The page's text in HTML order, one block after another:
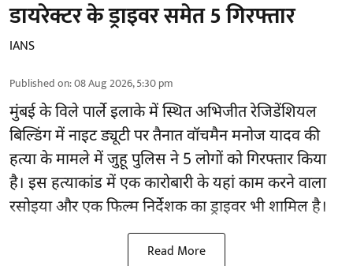
डायरेक्टर के ड्राइवर समेत 5 गिरफ्तार
IANS
Published on:08 Aug 2026, 5:30 pm
मुंबई के विले पार्ले इलाके में स्थित अभिजीत रेजिडेंशियल
बिल्डिंग में नाइट ड्यूटी पर तैनात वॉचमैन मनोज यादव की
हत्या के मामले में जुहू पुलिस ने 5 लोगों को गिरफ्तार किया
है। इस हत्याकांड में एक कारोबारी के यहां काम करने वाला
रसोइया और एक फिल्म निर्देशक का ड्राइवर भी शामिल है।
Read More